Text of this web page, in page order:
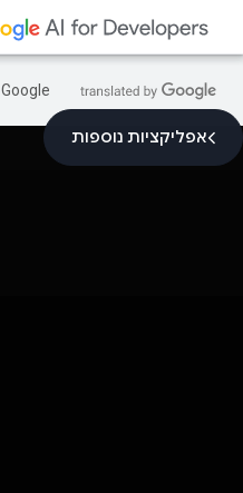
‫Google משתמשת בטכנולוגיית AI כדי לתרגם תוכן לשפה המועדפת עליך. בתרגומים כאלו עשויות להיות שגיאות.
אפליקציות נוספות